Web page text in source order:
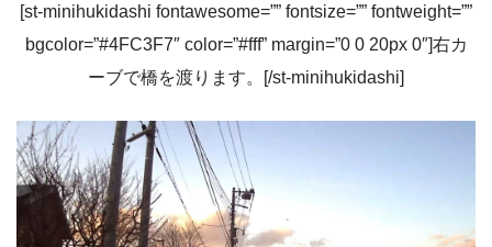
[st-minihukidashi fontawesome=”” fontsize=”” fontweight=””
bgcolor=”#4FC3F7″ color=”#fff” margin=”0 0 20px 0″]右カ
ーブで橋を渡ります。[/st-minihukidashi]